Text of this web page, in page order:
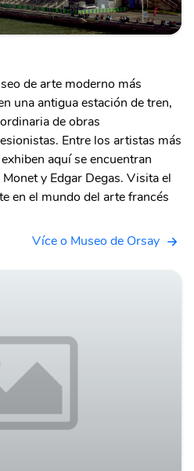
de arte moderno más
una antigua estación de tren,
de obras
Entre los artistas más
aquí se encuentran
y Edgar Degas. Visita el
en el mundo del arte francés
Více o Museo de Orsay